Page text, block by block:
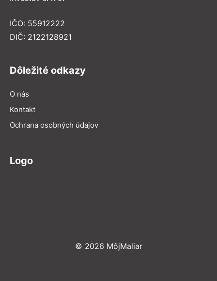
IČO: 55912222
DIČ: 2122128921
Dôležité odkazy
O nás
Kontakt
Ochrana osobných údajov
Logo
© 2026 MôjMaliar